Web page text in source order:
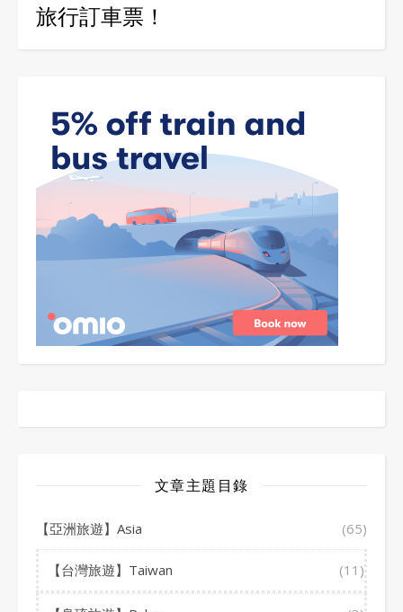
旅行訂車票！
文章主題目錄
【亞洲旅遊】Asia (65)
【台灣旅遊】Taiwan (11)